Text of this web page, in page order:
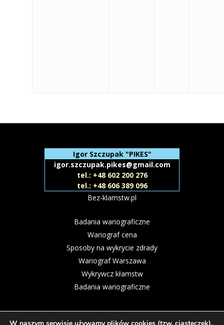
Igor Szczupak "PIKES"
igor.szczupak.pikes@gmail.com
tel.: +48 602 200 276
tel.: +48 606 389 096
Bez-klamstw.pl
Badania wariograficzne
Wariograf cena
Sposoby na wykrycie zdrady
Wariograf Warszawa
Wykrywcz kłamstw
Badania wariograficzne